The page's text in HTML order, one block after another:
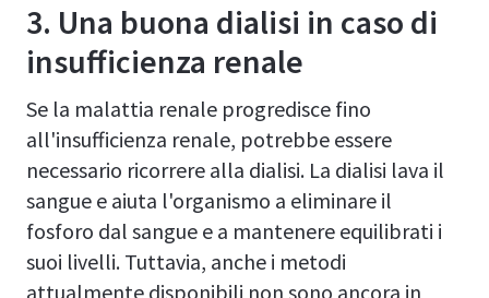
3. Una buona dialisi in caso di
insufficienza renale
Se la malattia renale progredisce fino
all'insufficienza renale, potrebbe essere
necessario ricorrere alla dialisi. La dialisi lava il
sangue e aiuta l'organismo a eliminare il
fosforo dal sangue e a mantenere equilibrati i
suoi livelli. Tuttavia, anche i metodi
attualmente disponibili non sono ancora in